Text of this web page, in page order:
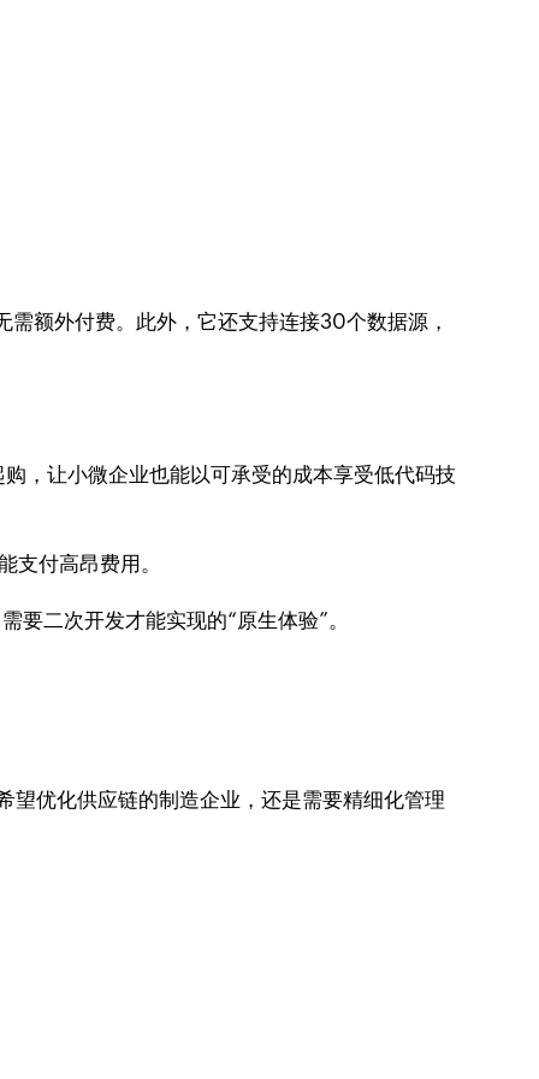
额外付费。此外，它还支持连接30个数据源，
，让小微企业也能以可承受的成本享受低代码技
支付高昂费用。
二次开发才能实现的“原生体验”。
优化供应链的制造企业，还是需要精细化管理